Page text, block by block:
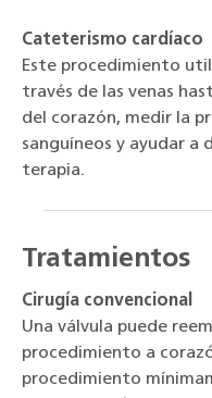
Cateterismo cardíaco
Este procedimiento
través de las venas
del corazón, medir la
sanguíneos y ayudar a
terapia.
Tratamientos
Cirugía convencional
Una válvula puede
procedimiento a
procedimiento